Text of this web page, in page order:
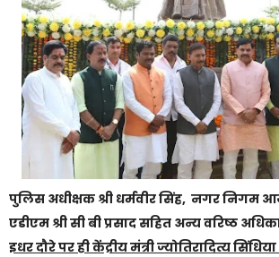
पुलिस अधीक्षक श्री धर्मवीर सिंह, नगर निगम
एडीएम श्री सी बी प्रसाद सहित अन्य वरिष्ठ
इधर दौरे पर ही केंद्रीय मंत्री ज्योतिरादित्य